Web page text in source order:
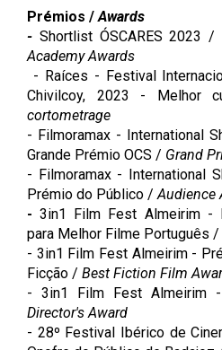
Prémios /Awards
- Shortlist ÓSCARES 2023 /
Academy Awards
- Raíces - Festival
Chivilcoy, 2023 - Melhor
cortometrage
- Filmoramax - International
Grande Prémio OCS / Grand
- Filmoramax - International
Prémio do Público /Audience
-3in1 Film Fest Almeirim -
para Melhor Filme Português /
- 3in1 Film Fest Almeirim -
Ficção / Best Fiction Film
- 3in1 Film Fest Almeirim
Director's Award
- 28º Festival Ibérico de